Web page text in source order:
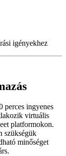
igényekhez
perces ingyenes
virtuális
platformokon.
szükségük
minőséget